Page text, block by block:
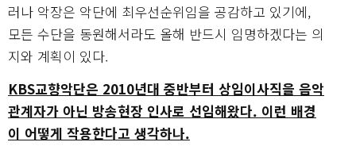
러나 악장은 악단에 최우선순위임을 공감하고 있기에,
모든 수단을 동원해서라도 올해 반드시 임명하겠다는 의
지와 계획이 있다.
KBS교향악단은 2010년대 중반부터 상임이사직을 음악
관계자가 아닌 방송현장 인사로 선임해왔다. 이런 배경
이 어떻게 작용한다고 생각하나.